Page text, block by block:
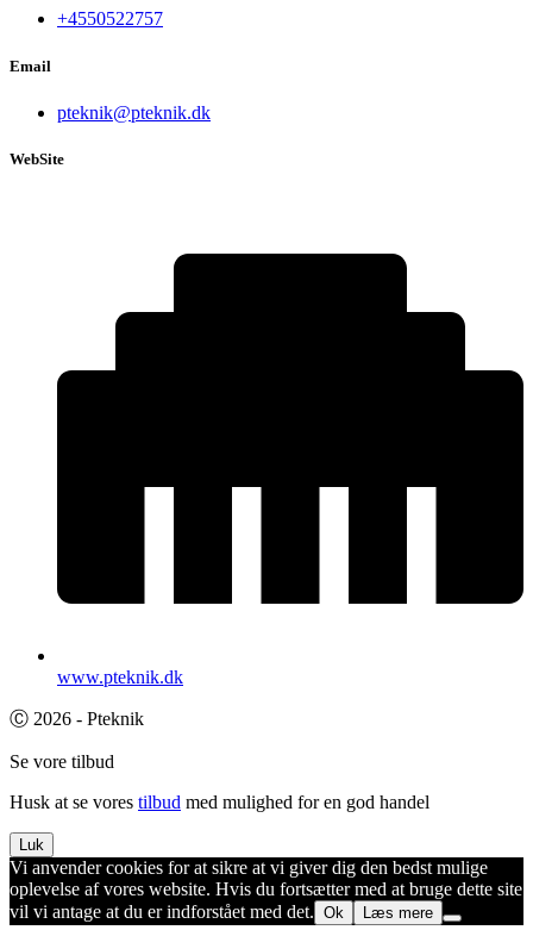
+4550522757
Email
pteknik@pteknik.dk
WebSite
www.pteknik.dk
Ⓒ 2026 - Pteknik
Se vore tilbud
Husk at se vores tilbud med mulighed for en god handel
Luk
Vi anvender cookies for at sikre at vi giver dig den bedst mulige
oplevelse af vores website. Hvis du fortsætter med at bruge dette site
vil vi antage at du er indforstået med det. Ok Læs mere